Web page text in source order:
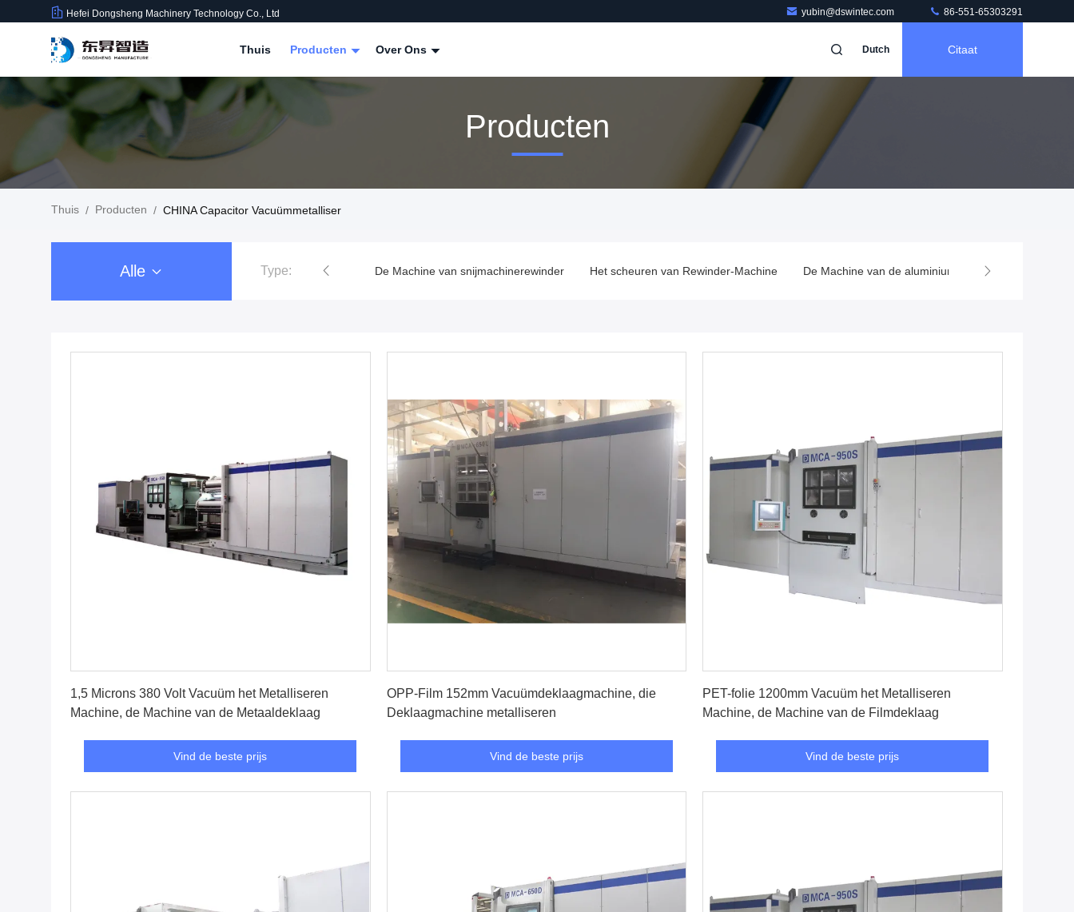
Hefei Dongsheng Machinery Technology Co., Ltd yubin@dswintec.com 86-551-65303291
Thuis Producten Over Ons Dutch Citaat
Producten
Thuis / Producten / CHINA Capacitor Vacuümmetalliser
Alle Type:
De Machine van filmrewinder De Machine van snijmachinerewinder Het scheuren van Rewinder-Machine De Machine van de aluminiumdeklaag
1,5 Microns 380 Volt Vacuüm het Metalliseren
Machine, de Machine van de Metaaldeklaag
Vind de beste prijs
OPP-Film 152mm Vacuümdeklaagmachine, die
Deklaagmachine metalliseren
Vind de beste prijs
PET-folie 1200mm Vacuüm het Metalliseren
Machine, de Machine van de Filmdeklaag
Vind de beste prijs